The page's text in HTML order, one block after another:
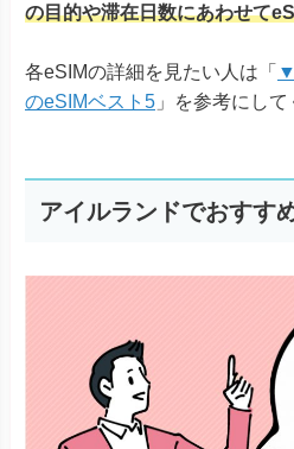
の目的や滞在日数にあわせて
各eSIMの詳細を見たい人は「
のeSIMベスト5 」を参考にして
アイルランドでおすす